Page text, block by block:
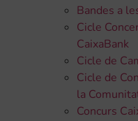
Bandes a
Cicle
CaixaBank
Cicle de
Cicle de
la
Concurs